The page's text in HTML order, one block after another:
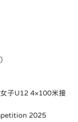
子U12 4×100米接
2025